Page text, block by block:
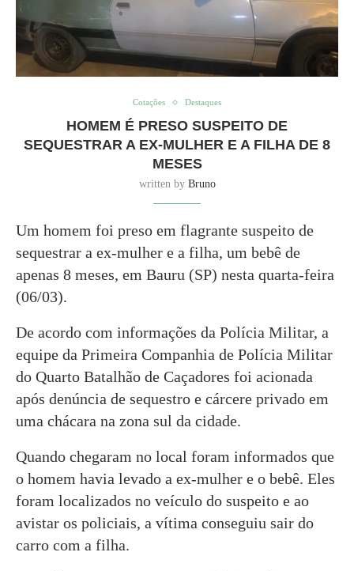
Cotações Destaques
HOMEM É PRESO SUSPEITO DE
SEQUESTRAR A EX-MULHER E A FILHA DE 8
MESES
written by Bruno
Um homem foi preso em flagrante suspeito de
sequestrar a ex-mulher e a filha, um bebê de
apenas 8 meses, em Bauru (SP) nesta quarta-feira
(06/03).
De acordo com informações da Polícia Militar, a
equipe da Primeira Companhia de Polícia Militar
do Quarto Batalhão de Caçadores foi acionada
após denúncia de sequestro e cárcere privado em
uma chácara na zona sul da cidade.
Quando chegaram no local foram informados que
o homem havia levado a ex-mulher e o bebê. Eles
foram localizados no veículo do suspeito e ao
avistar os policiais, a vítima conseguiu sair do
carro com a filha.